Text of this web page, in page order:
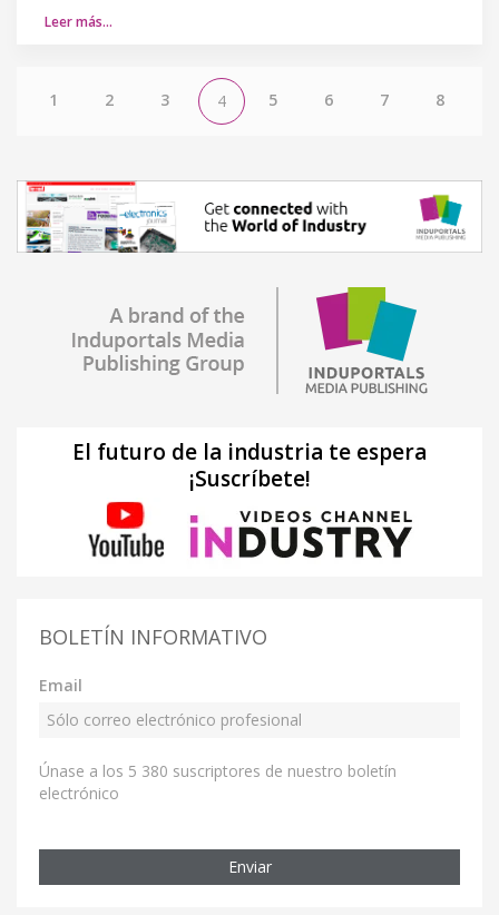
Leer más…
1 2 3 4 5 6 7 8
El futuro de la industria te espera
¡Suscríbete!
BOLETÍN INFORMATIVO
Email
Únase a los 5 380 suscriptores de nuestro boletín
electrónico
Enviar